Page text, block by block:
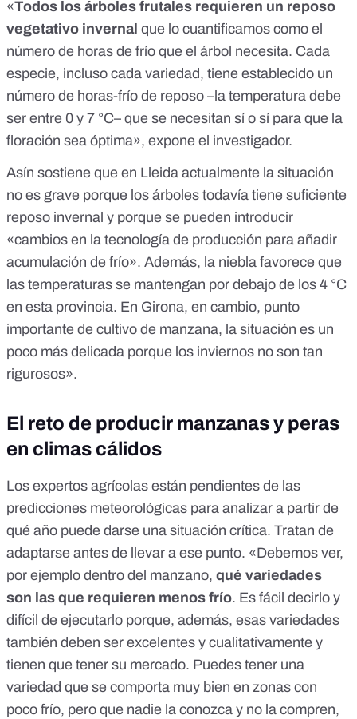
«Todos los árboles frutales requieren un reposo
vegetativo invernal que lo cuantificamos como el
número de horas de frío que el árbol necesita. Cada
especie, incluso cada variedad, tiene establecido un
número de horas-frío de reposo –la temperatura debe
ser entre 0 y 7 °C– que se necesitan sí o sí para que la
floración sea óptima», expone el investigador.
Asín sostiene que en Lleida actualmente la situación
no es grave porque los árboles todavía tiene suficiente
reposo invernal y porque se pueden introducir
«cambios en la tecnología de producción para añadir
acumulación de frío». Además, la niebla favorece que
las temperaturas se mantengan por debajo de los 4 °C
en esta provincia. En Girona, en cambio, punto
importante de cultivo de manzana, la situación es un
poco más delicada porque los inviernos no son tan
rigurosos».
El reto de producir manzanas y peras
en climas cálidos
Los expertos agrícolas están pendientes de las
predicciones meteorológicas para analizar a partir de
qué año puede darse una situación crítica. Tratan de
adaptarse antes de llevar a ese punto. «Debemos ver,
por ejemplo dentro del manzano, qué variedades
son las que requieren menos frío. Es fácil decirlo y
difícil de ejecutarlo porque, además, esas variedades
también deben ser excelentes y cualitativamente y
tienen que tener su mercado. Puedes tener una
variedad que se comporta muy bien en zonas con
poco frío, pero que nadie la conozca y no la compren,